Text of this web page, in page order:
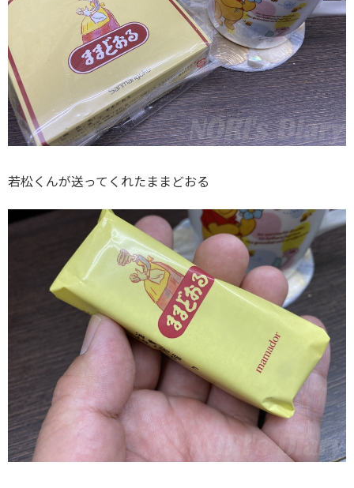
若松くんが送ってくれたままどおる